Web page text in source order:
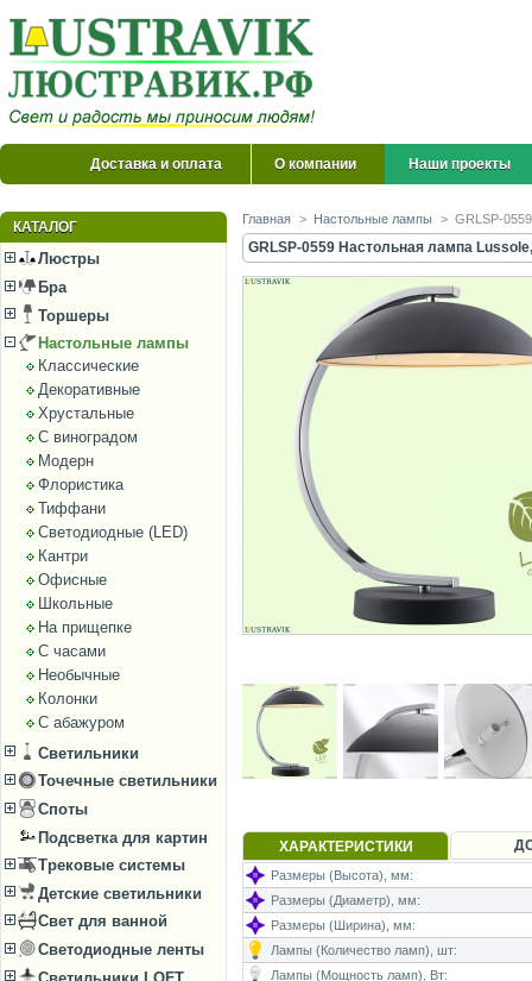
Доставка и оплата О компании Наши проекты
КАТАЛОГ
Люстры
Бра
Торшеры
Настольные лампы
Классические
Декоративные
Хрустальные
С виноградом
Модерн
Флористика
Тиффани
Светодиодные (LED)
Кантри
Офисные
Школьные
На прищепке
С часами
Необычные
Колонки
С абажуром
Светильники
Точечные светильники
Споты
Подсветка для картин
Трековые системы
Детские светильники
Свет для ванной
Светодиодные ленты
Главная > Настольные лампы > GRLSP-
GRLSP-0559 Настольная лампа
ХАРАКТЕРИСТИКИ
Размеры (Высота), мм:
Размеры (Диаметр), мм:
Размеры (Ширина), мм:
Лампы (Количество ламп), шт:
Лампы (Мощность ламп), Вт: